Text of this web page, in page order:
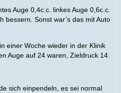
Auge 0,4c.c. linkes Auge 0,6c.c.
bessern. Sonst war’s das mit Auto
einer Woche wieder in der Klinik
Auge auf 24 waren, Zieldruck 14.
sich einpendeln, es sei normal